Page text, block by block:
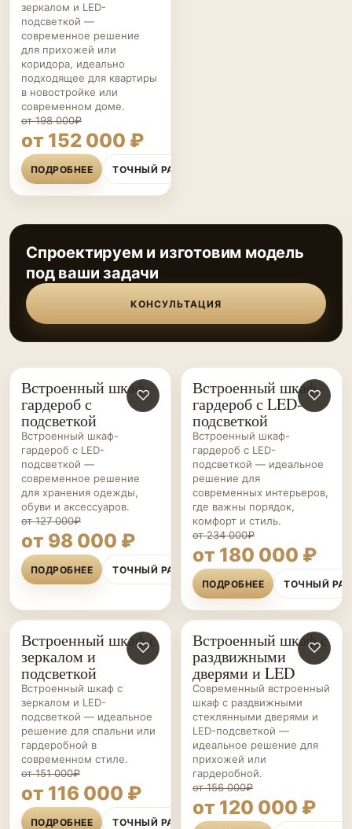
зеркалом и LED-
подсветкой —
современное решение
для прихожей или
коридора, идеально
подходящее для квартиры
в новостройке или
современном доме.
от 198 000₽
от 152 000 ₽
ПОДРОБНЕЕ ТОЧНЫЙ РАСЧЁТ
Спроектируем и изготовим модель
под ваши задачи
КОНСУЛЬТАЦИЯ
ГАРДЕРОБНЫЕ НА ЗАКАЗ
♡
Встроенный шкаф-
гардероб с
подсветкой
Встроенный шкаф-
гардероб с LED-
подсветкой —
современное решение
для хранения одежды,
обуви и аксессуаров.
от 127 000₽
от 98 000 ₽
ПОДРОБНЕЕ ТОЧНЫЙ РАСЧЁТ
ГАРДЕРОБНЫЕ НА ЗАКАЗ
♡
Встроенный шкаф-
гардероб с LED-
подсветкой
Встроенный шкаф-
гардероб с LED-
подсветкой — идеальное
решение для
современных интерьеров,
где важны порядок,
комфорт и стиль.
от 234 000₽
от 180 000 ₽
ПОДРОБНЕЕ ТОЧНЫЙ
ШКАФЫ НА ЗАКАЗ ♡
Встроенный шкаф с
зеркалом и
подсветкой
Встроенный шкаф с
зеркалом и LED-
подсветкой — идеальное
решение для спальни или
гардеробной в
современном стиле.
от 151 000₽
от 116 000 ₽
ПОДРОБНЕЕ ТОЧНЫЙ РАСЧЁТ
ШКАФЫ-
КУПЕ НА ЗАКАЗ
♡
Встроенный шкаф с
раздвижными
дверями и LED
Современный встроенный
шкаф с раздвижными
стеклянными дверями и
LED-подсветкой —
идеальное решение для
прихожей или
гардеробной.
от 156 000₽
от 120 000 ₽